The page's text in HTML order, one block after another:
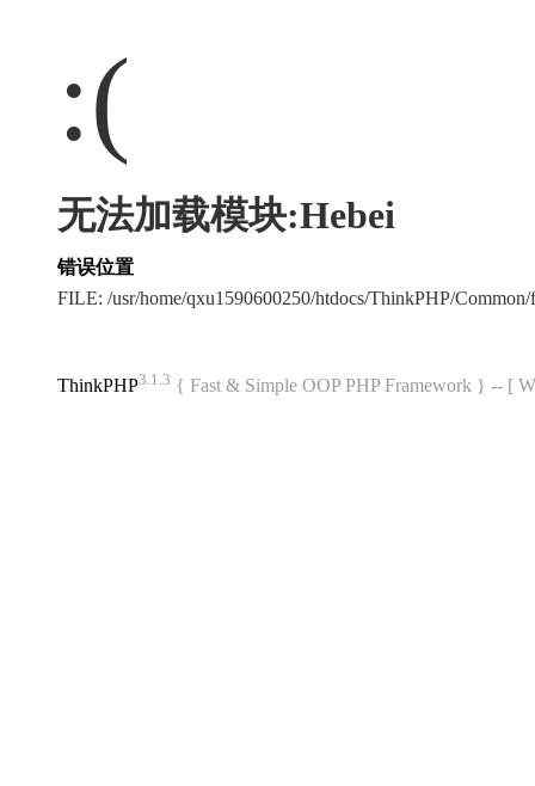
:(
无法加载模块:Hebei
错误位置
FILE: /usr/home/qxu1590600250/htdocs/ThinkPHP/
ThinkPHP3.1.3 { Fast & Simple OOP PHP Framework } -- [